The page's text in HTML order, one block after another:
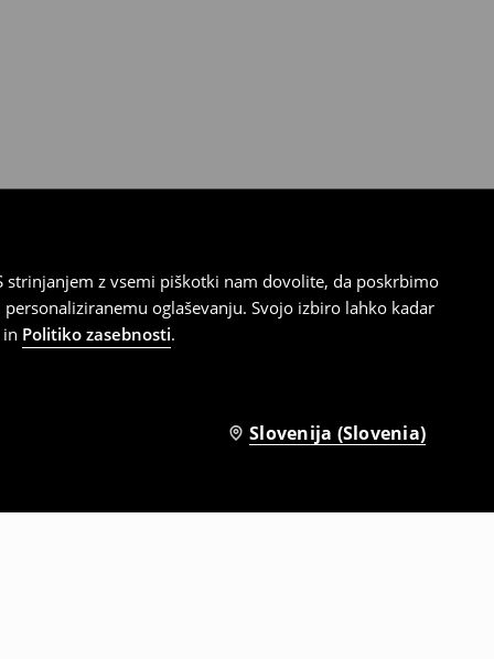
z vsemi piškotki nam dovolite, da poskrbimo
oglaševanju. Svojo izbiro lahko kadar
in Politiko zasebnosti.
Slovenija (Slovenia)